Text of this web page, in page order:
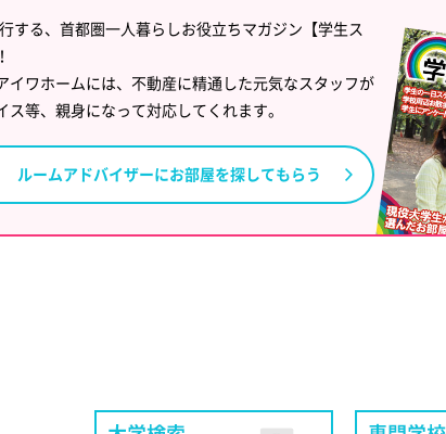
する、首都圏一人暮らしお役立ちマガジン【学生ス
ワホームには、不動産に精通した元気なスタッフが
等、親身になって対応してくれます。
ルームアドバイザーにお部屋を探してもらう